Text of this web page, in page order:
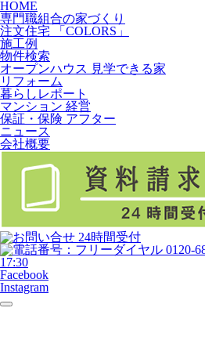
HOME
専門職組合の家づくり
注文住宅 「COLORS」
施工例
物件検索
オープンハウス 見学できる家
リフォーム
暮らしレポート
マンション 経営
保証・保険 アフター
ニュース
会社概要
Facebook
Instagram